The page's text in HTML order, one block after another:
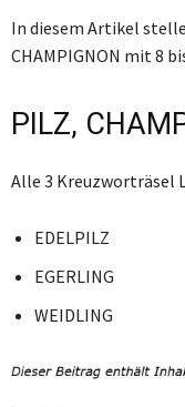
In diesem Artikel
CHAMPIGNON mit 8
PILZ,
Alle 3 Kreuzworträsel
EDELPILZ
EGERLING
WEIDLING